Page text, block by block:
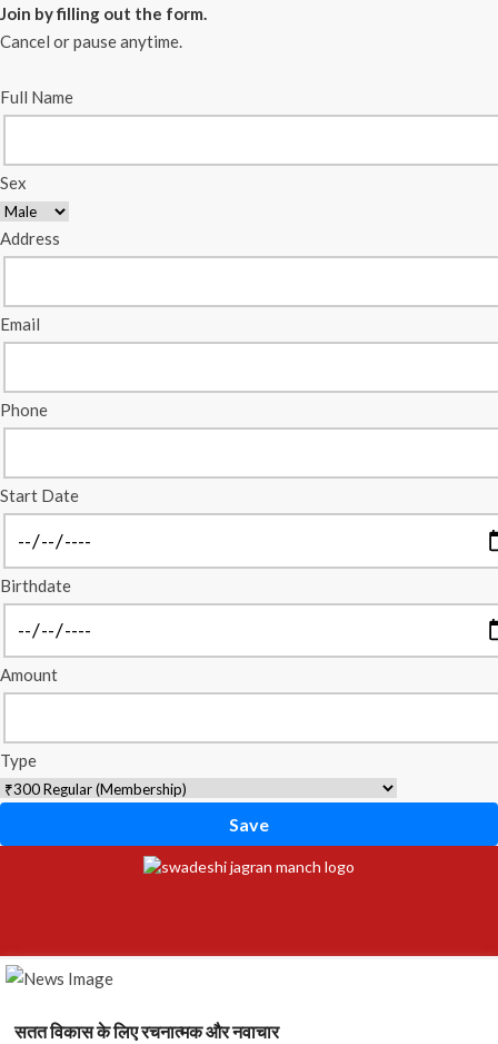
Join by filling out the form.
Cancel or pause anytime.
Full Name
Sex
Address
Email
Phone
Start Date
Birthdate
Amount
Type
Save
सतत विकास के लिए रचनात्मक और नवाचार